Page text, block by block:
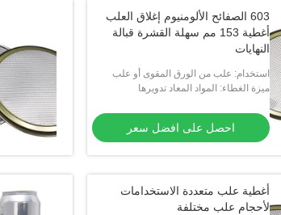
603 الصفائح الألومنيوم إغلاق العلب
أغطية 153 مم سهلة القشرة قبالة
النهايات
استخدام: علب من الورق المقوى أو علب
الصفيح
ميزة الغطاء: المواد المعاد تدويرها
احصل على افضل سعر
أغطية علب متعددة الاستخدامات
لأحجام علب مختلفة